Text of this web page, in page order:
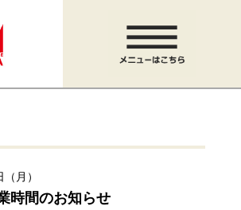
月）
時間のお知らせ